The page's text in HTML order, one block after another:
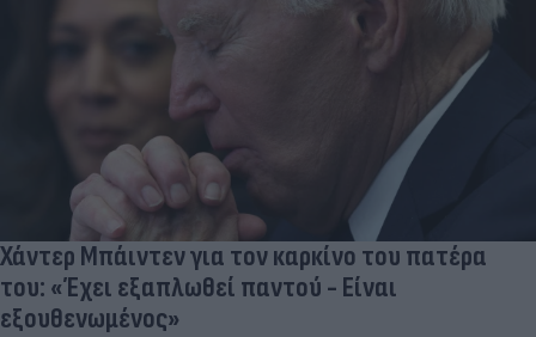
Χάντερ Μπάιντεν για τον καρκίνο του πατέρα
του: «Έχει εξαπλωθεί παντού - Είναι
εξουθενωμένος»